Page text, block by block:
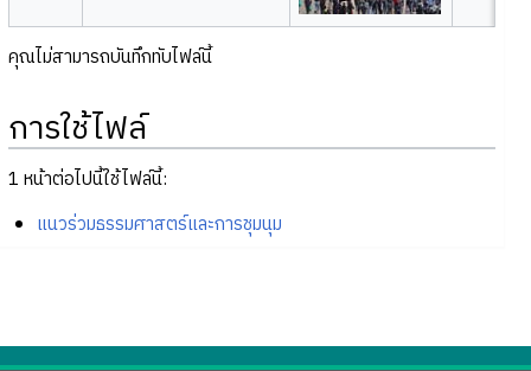
คุณไม่สามารถบันทึกทับไฟล์นี้
การใช้ไฟล์
1 หน้าต่อไปนี้ใช้ไฟล์นี้:
แนวร่วมธรรมศาสตร์และการชุมนุม